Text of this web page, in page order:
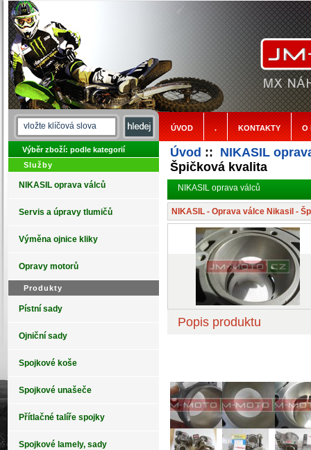
ÚVOD . KONTAKTY O
Výběr zboží: podle kategorií
Služby
NIKASIL oprava válců
Servis a úpravy tlumičů
Výměna ojnice kliky
Opravy motorů
Produkty
Pístní sady
Ojniční sady
Spojkové koše
Spojkové unašeče
Přítlačné talíře spojky
Spojkové lamely, sady
Úvod :: NIKASIL
Špičková kvalita
NIKASIL oprava válců
NIKASIL - Oprava válce Nikasil -
Popis produktu
NIKASIL